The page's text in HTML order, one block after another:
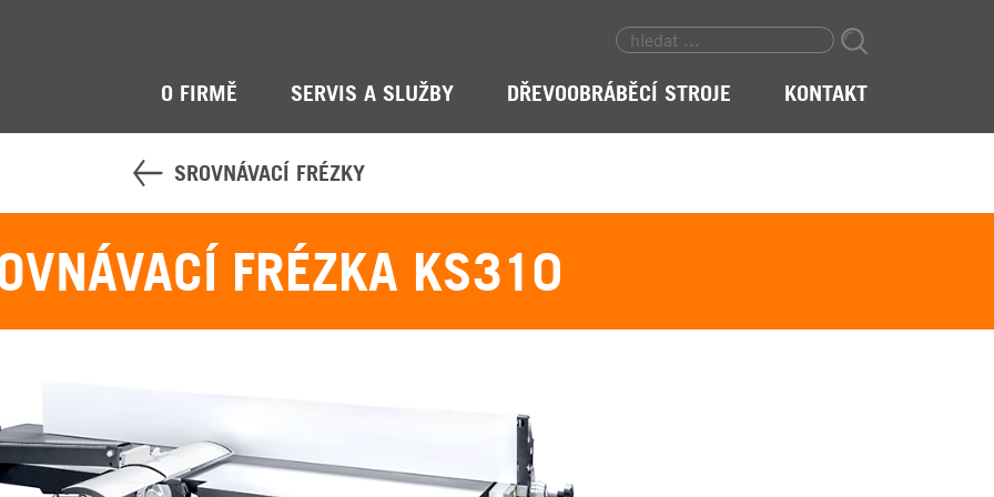
O FIRMĚ SERVIS A SLUŽBY DŘEVOOBRÁBĚCÍ STROJE KONTAKT
SROVNÁVACÍ FRÉZKY
FRÉZKA KS310